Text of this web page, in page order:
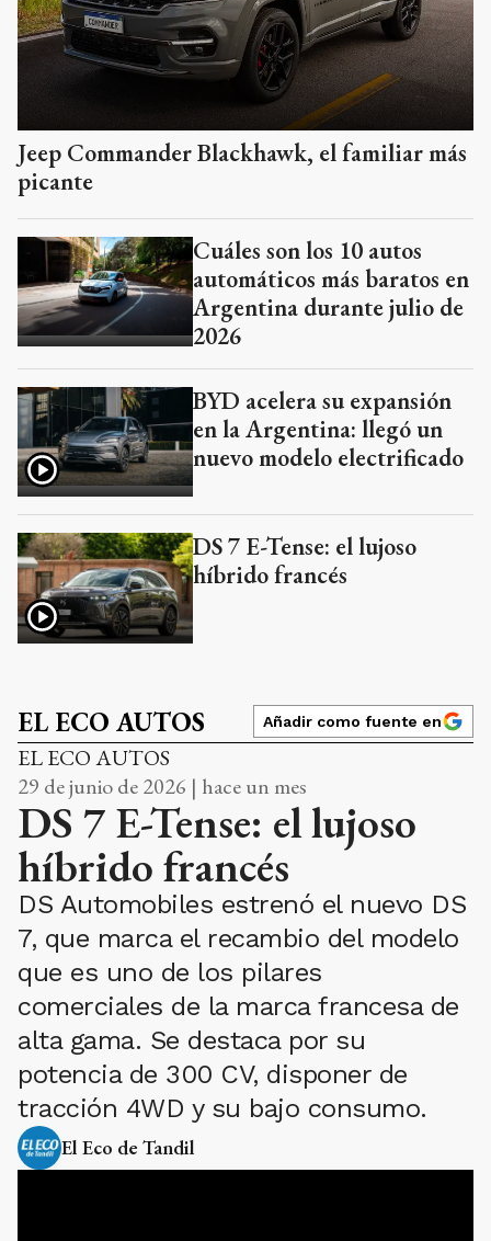
Jeep Commander Blackhawk, el familiar más
picante
Cuáles son los 10 autos
automáticos más baratos en
Argentina durante julio de
2026
BYD acelera su expansión
en la Argentina: llegó un
nuevo modelo electrificado
DS 7 E-Tense: el lujoso
híbrido francés
EL ECO AUTOS Añadir como fuente en
EL ECO AUTOS
29 de junio de 2026 | hace un mes
DS 7 E-Tense: el lujoso
híbrido francés
DS Automobiles estrenó el nuevo DS
7, que marca el recambio del modelo
que es uno de los pilares
comerciales de la marca francesa de
alta gama. Se destaca por su
potencia de 300 CV, disponer de
tracción 4WD y su bajo consumo.
El Eco de Tandil